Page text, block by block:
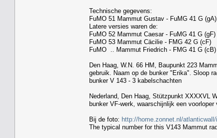
Technische gegevens:
FuMO 51 Mammut Gustav - FuMG 41 G (gA)
Latere versies waren de:
FuMO 52 Mammut Caesar - FuMG 41 G (gF)
FuMO 53 Mammut Cäcilie - FMG 42 G (cF)
FuMO .. Mammut Friedrich - FMG 41 G (cB)
Den Haag, W.N. 66 HM, Baupunkt 223
gebruik. Naam op de bunker "Erika". Sloop
bunker V 143 - 3 kabelschachten
Nederland, Den Haag, Stützpunkt XXXXVL
bunker VF-werk, waarschijnlijk een
Bij de foto: http://home.zonnet.nl/
The typical number for this V143 Mammut